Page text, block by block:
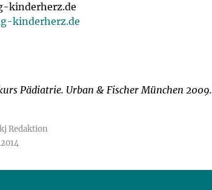
kinderherz.de
kinderherz.de
Pädiatrie. Urban & Fischer München 2009.
Redaktion